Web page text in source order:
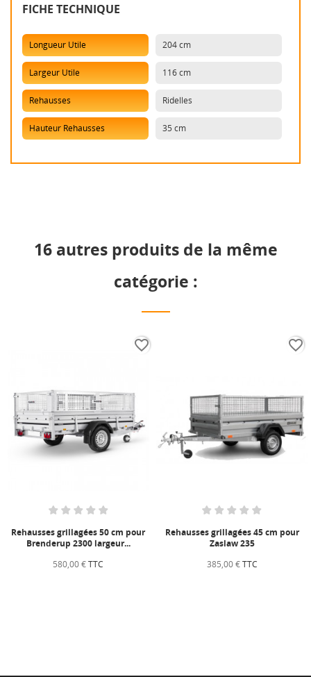
FICHE TECHNIQUE
Longueur Utile 204 cm
Largeur Utile 116 cm
Rehausses Ridelles
Hauteur Rehausses 35 cm
16 autres produits de la même
catégorie :
Rehausses grillagées 50 cm pour
Brenderup 2300 largeur...
580,00 €TTC
favorite_border
Rehausses grillagées 45 cm pour
Zaslaw 235
385,00 €TTC
favorite_border